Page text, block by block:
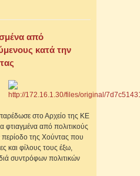
από
κατά την
στο Αρχείο της ΚΕ
φτιαγμένα από πολιτικούς
της Χούντας που
και φίλους τους έξω,
συντρόφων πολιτικών